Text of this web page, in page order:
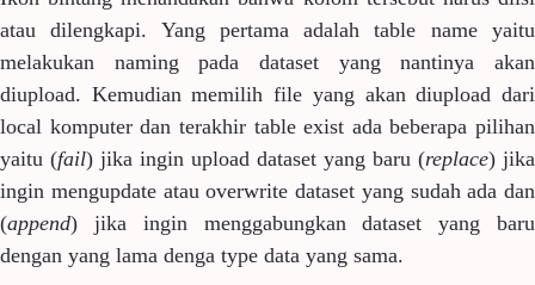
atau dilengkapi. Yang pertama adalah table name yaitu
melakukan naming pada dataset yang nantinya akan
diupload. Kemudian memilih file yang akan diupload dari
local komputer dan terakhir table exist ada beberapa pilihan
yaitu (fail) jika ingin upload dataset yang baru (replace) jika
ingin mengupdate atau overwrite dataset yang sudah ada dan
(append) jika ingin menggabungkan dataset yang baru
dengan yang lama denga type data yang sama.